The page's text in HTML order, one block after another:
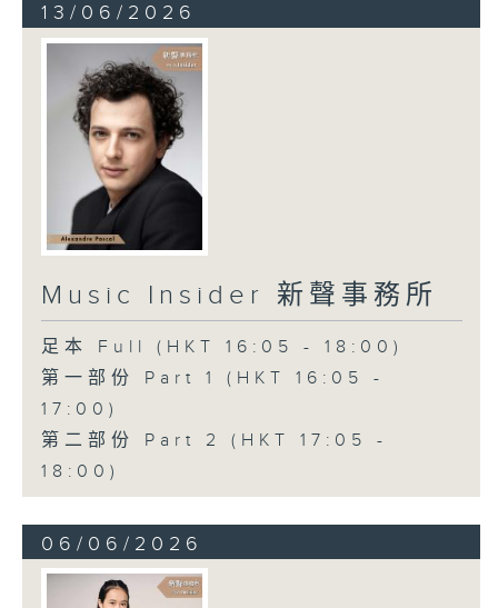
13/06/2026
Music Insider 新聲事務所
足本 Full (HKT 16:05 - 18:00)
第一部份 Part 1 (HKT 16:05 -
17:00)
第二部份 Part 2 (HKT 17:05 -
18:00)
06/06/2026